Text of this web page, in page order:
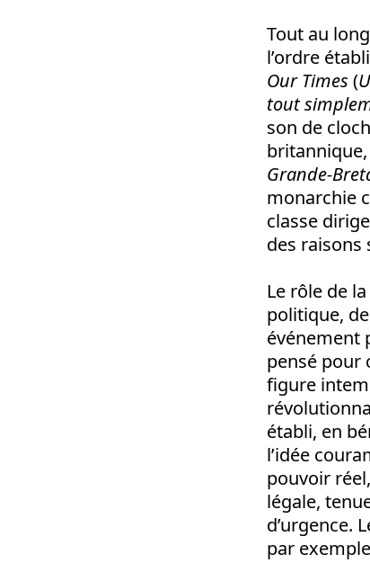
Tout au
l’ordre
Our Times (
tout
son de
Grande-
monarchie
classe
des raisons
Le rôle de
politique,
événement
pensé pour
figure
établi, en
l’idée
pouvoir
légale,
d’urgence.
par